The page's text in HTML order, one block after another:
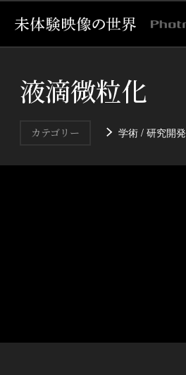
液滴微粒化
カテゴリー 学術 / 研究開発